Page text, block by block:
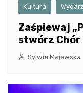
Kultura
Zaśpiewaj
stwórz Chór
Sylwia Majewska